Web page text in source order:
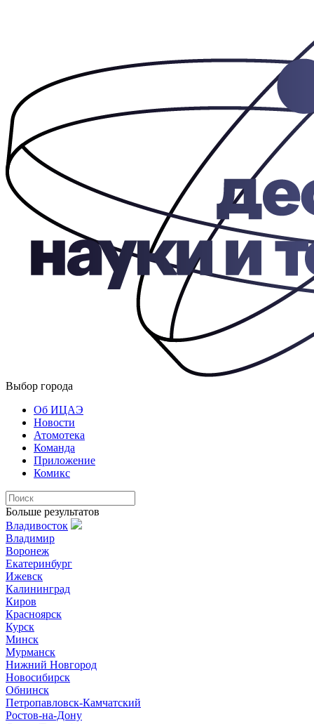
Выбор города
Об ИЦАЭ
Новости
Атомотека
Команда
Приложение
Комикс
Больше результатов
Владивосток
Владимир
Воронеж
Екатеринбург
Ижевск
Калининград
Киров
Красноярск
Курск
Минск
Мурманск
Нижний Новгород
Новосибирск
Обнинск
Петропавловск-Камчатский
Ростов-на-Дону